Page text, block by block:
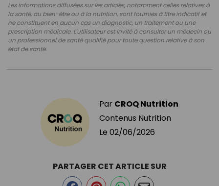
Les informations diffusées sur les articles, notamment celles relatives à
la santé, au bien-être ou à la nutrition, sont fournies à titre indicatif et
ne constituent en aucun cas un diagnostic, un traitement ou une
prescription médicale. L'utilisateur est invité à consulter un médecin ou
un professionnel de santé qualifié pour toute question relative à son
état de santé.
Par CROQ Nutrition
Contenus Nutrition
Le 02/06/2026
PARTAGER CET ARTICLE SUR